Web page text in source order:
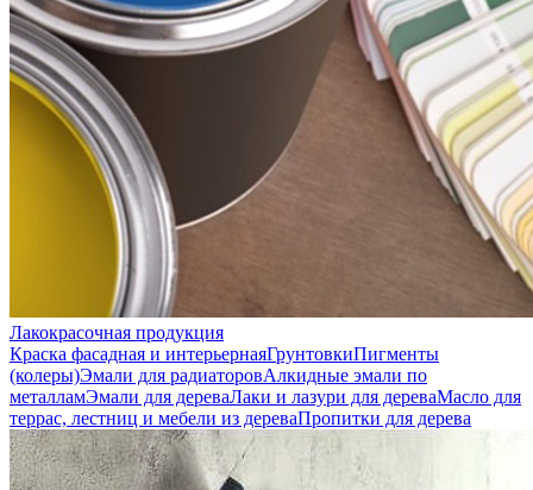
Лакокрасочная продукция
Краска фасадная и интерьернаяГрунтовкиПигменты
(колеры)Эмали для радиаторовАлкидные эмали по
металламЭмали для дереваЛаки и лазури для дереваМасло для
террас, лестниц и мебели из дереваПропитки для дерева